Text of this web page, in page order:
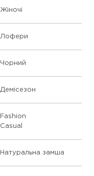
Жіночі
Лофери
Чорний
Демісезон
Fashion
Casual
Натуральна замша